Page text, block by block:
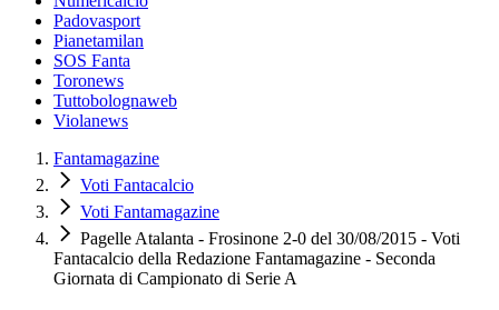
Padovasport
Pianetamilan
SOS Fanta
Toronews
Tuttobolognaweb
Violanews
Fantamagazine
Voti Fantacalcio
Voti Fantamagazine
Pagelle Atalanta - Frosinone 2-0 del 30/08/2015 - Voti
Fantacalcio della Redazione Fantamagazine - Seconda
Giornata di Campionato di Serie A